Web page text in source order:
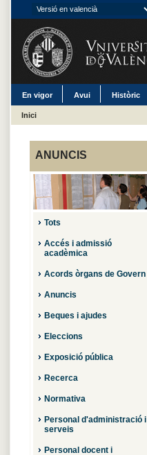
En vigor Avui Històric
Inici
ANUNCIS
Tots
Accés i admissió
acadèmica
Acords òrgans de Govern
Anuncis
Beques i ajudes
Eleccions
Exposició pública
Recerca
Normativa
Personal d'administració i
serveis
Personal docent i